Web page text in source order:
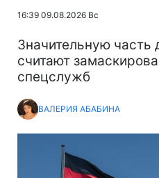
16:39 09.08.2026 Вс
Значительную часть
считают
спецслужб
ВАЛЕРИЯ АБАБИНА